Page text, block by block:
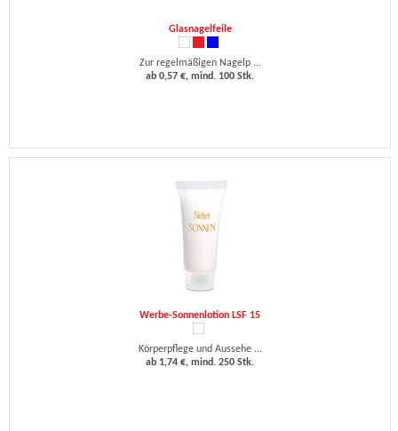
Glasnagelfeile
Zur regelmäßigen Nagelp ...
ab 0,57 €, mind. 100 Stk.
Werbe-Sonnenlotion LSF 15
Körperpflege und Aussehe ...
ab 1,74 €, mind. 250 Stk.